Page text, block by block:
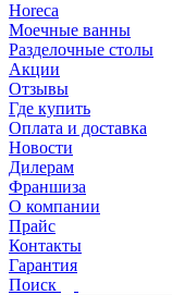
Horeca
Моечные ванны
Разделочные столы
Акции
Отзывы
Где купить
Оплата и доставка
Новости
Дилерам
Франшиза
О компании
Прайс
Контакты
Гарантия
Поиск